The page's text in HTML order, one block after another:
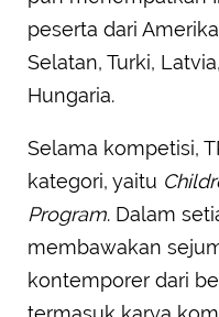
peserta dari
Selatan, Turki,
Hungaria.
Selama kompetisi,
kategori, yaitu
Program. Dalam
membawakan
kontemporer dari